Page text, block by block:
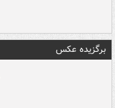
برگزیده عکس